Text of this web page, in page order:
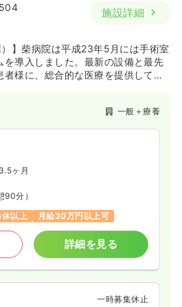
施設詳細
）】柴病院は平成23年5月には手術室
を導入しました。最新の設備と最先
様に、総合的な医療を提供してい
一般＋療養
ヶ月
90分）
以上 月給30万円以上可
詳細を見る
一時募集休止